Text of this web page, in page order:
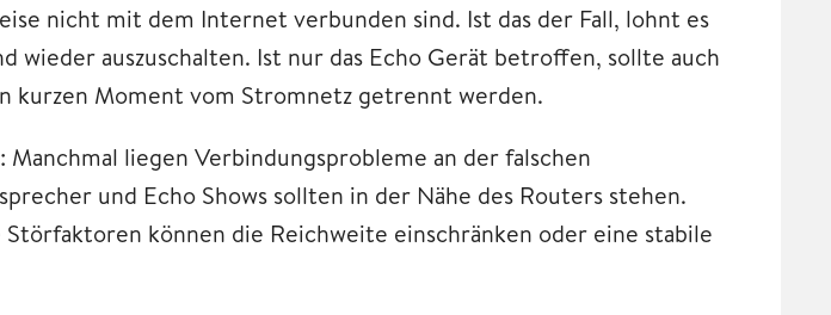
nicht mit dem Internet verbunden sind. Ist das der Fall, lohnt es
wieder auszuschalten. Ist nur das Echo Gerät betroffen, sollte auch
kurzen Moment vom Stromnetz getrennt werden.
: Manchmal liegen Verbindungsprobleme an der falschen
und Echo Shows sollten in der Nähe des Routers stehen.
Störfaktoren können die Reichweite einschränken oder eine stabile